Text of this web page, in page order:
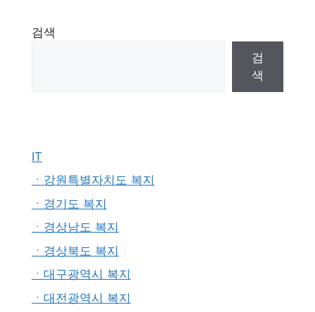
검색
검
색
IT
ㆍ강원특별자치도 복지
ㆍ경기도 복지
ㆍ경상남도 복지
ㆍ경상북도 복지
ㆍ대구광역시 복지
ㆍ대전광역시 복지